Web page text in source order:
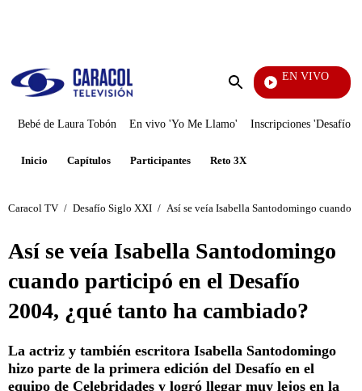
Enviar
EN VIVO
Bebé de Laura Tobón En vivo 'Yo Me Llamo' Inscripciones 'Desafío'
Inicio Capítulos Participantes Reto 3X
Caracol TV / Desafío Siglo XXI / Así se veía Isabella Santodomingo cuando
Así se veía Isabella Santodomingo
cuando participó en el Desafío
2004, ¿qué tanto ha cambiado?
La actriz y también escritora Isabella Santodomingo
hizo parte de la primera edición del Desafío en el
equipo de Celebridades y logró llegar muy lejos en la